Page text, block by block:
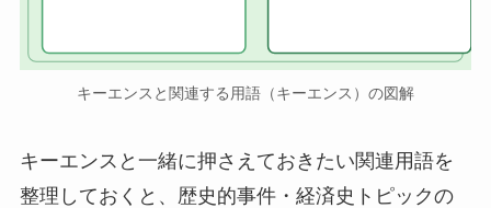
キーエンスと関連する用語（キーエンス）の図解
キーエンスと一緒に押さえておきたい関連用語を
整理しておくと、歴史的事件・経済史トピックの